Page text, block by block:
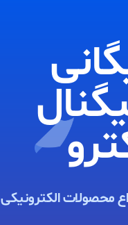
محصولات الکترونیکی